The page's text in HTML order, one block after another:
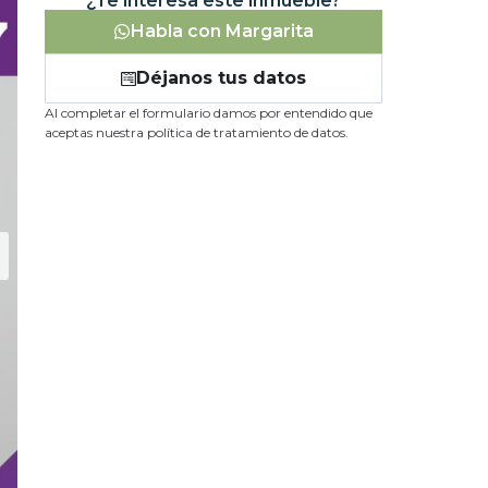
Habla con Margarita
Déjanos tus datos
Al completar el formulario damos por entendido que
aceptas nuestra política de tratamiento de datos.